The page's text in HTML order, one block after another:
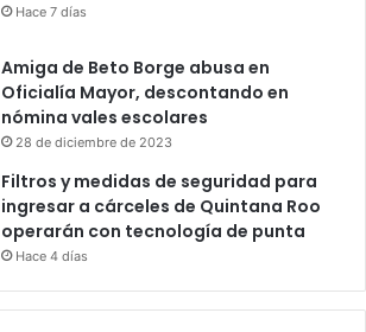
Hace 7 días
Amiga de Beto Borge abusa en
Oficialía Mayor, descontando en
nómina vales escolares
28 de diciembre de 2023
Filtros y medidas de seguridad para
ingresar a cárceles de Quintana Roo
operarán con tecnología de punta
Hace 4 días